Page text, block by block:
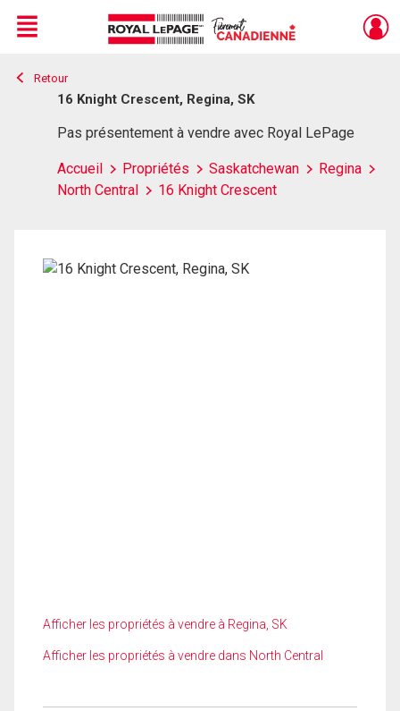
Live
En Direct
Menu
Retour
16 Knight Crescent, Regina, SK
Pas présentement à vendre avec Royal LePage
Accueil Propriétés Saskatchewan
Regina
North Central
16 Knight Crescent
Afficher les propriétés à vendre à Regina, SK
Afficher les propriétés à vendre dans North Central